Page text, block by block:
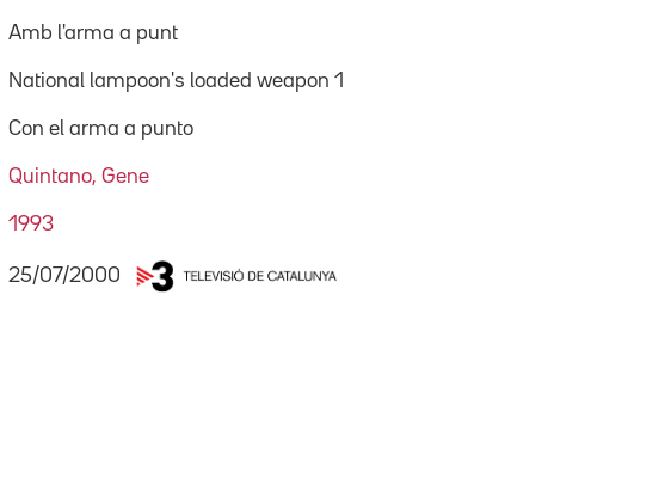
Amb l'arma a punt
National lampoon's loaded weapon 1
Con el arma a punto
Quintano, Gene
1993
25/07/2000